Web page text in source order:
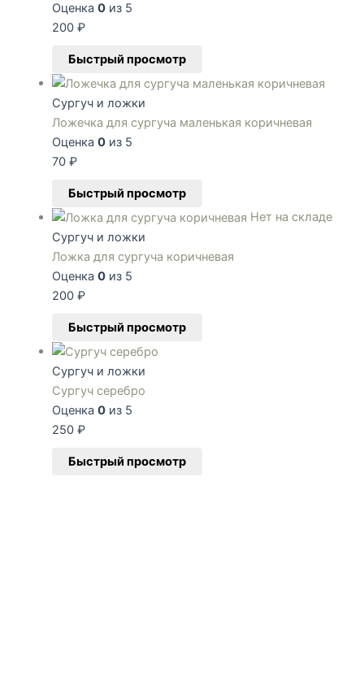
Оценка 0из 5
200 ₽
Быстрый просмотр
Сургуч и ложки
Ложечка для сургуча маленькая коричневая
Оценка 0из 5
70 ₽
Быстрый просмотр
Нет на складе
Сургуч и ложки
Ложка для сургуча коричневая
Оценка 0из 5
200 ₽
Быстрый просмотр
Сургуч и ложки
Сургуч серебро
Оценка 0из 5
250 ₽
Быстрый просмотр